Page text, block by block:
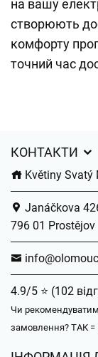
на вашу
створюють
комфорту
точний час
КОНТАКТИ
Květiny Svatý
Janáčkova
796 01 Prostějov
4.9/5 ⭐ (102
Чи
замовлення? ТАК =